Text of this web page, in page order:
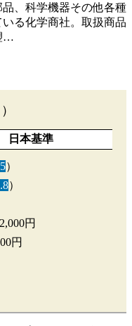
、科学機器その他各種
る化学商社。取扱商品
…
日本基準
）
）
円
円